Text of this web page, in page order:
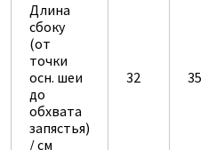
Длина
сбоку
(от
точки
осн. шеи
до
обхвата
запястья)
/ см
32 35